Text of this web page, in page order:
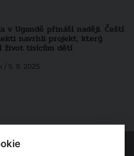
v Ugandě přináší naději. Čeští
navrhli projekt, který
život tisícům dětí
/ 5. 9. 2025